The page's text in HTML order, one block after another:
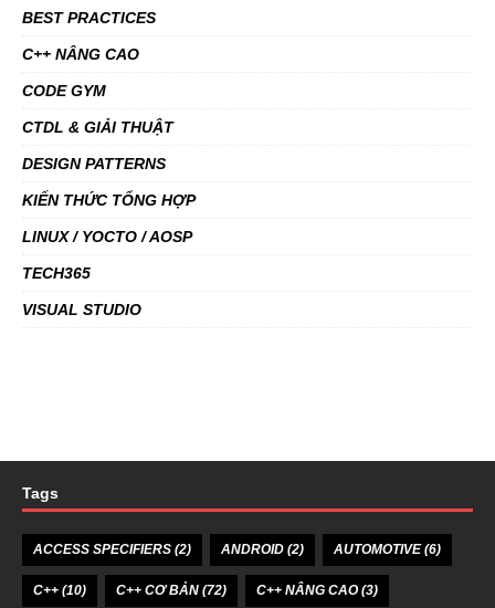
BEST PRACTICES
C++ NÂNG CAO
CODE GYM
CTDL & GIẢI THUẬT
DESIGN PATTERNS
KIẾN THỨC TỔNG HỢP
LINUX / YOCTO / AOSP
TECH365
VISUAL STUDIO
Tags
ACCESS SPECIFIERS (2) ANDROID (2) AUTOMOTIVE(6)
C++ (10) C++ CƠ BẢN (72) C++ NÂNG CAO(3)